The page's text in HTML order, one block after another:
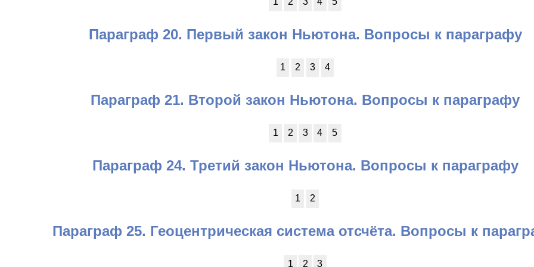
Параграф 20. Первый закон Ньютона. Вопросы к параграфу
1 2 3 4
Параграф 21. Второй закон Ньютона. Вопросы к параграфу
1 2 3 4 5
Параграф 24. Третий закон Ньютона. Вопросы к параграфу
1 2
Параграф 25. Геоцентрическая система отсчёта. Вопросы к
1 2 3